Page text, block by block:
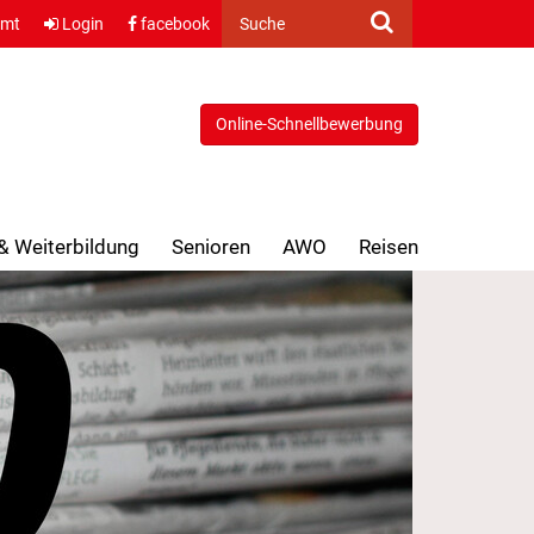
Suche
Login facebook
Online-Schnellbewerbung
Weiterbildung Senioren AWO Reisen